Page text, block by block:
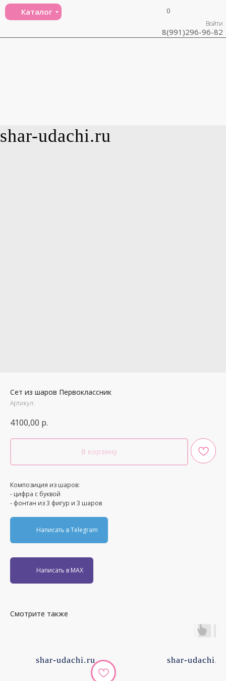
Каталог
Войти
0
8(991)296-96-82
shar-udachi.ru
Сет из шаров Первоклассник
Артикул:
4100,00 р.
В корзину
Композиция из шаров:
- цифра с буквой
- фонтан из 3 фигур и 3 шаров
Написать в Telegram
Написать в MAX
Смотрите также
shar-udachi.ru shar-udachi.ru